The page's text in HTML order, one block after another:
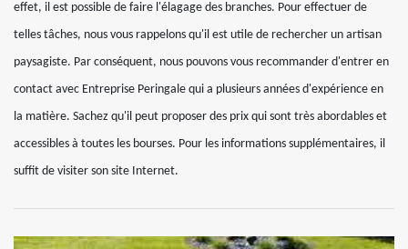
effet, il est possible de faire l'élagage des branches. Pour effectuer de
telles tâches, nous vous rappelons qu'il est utile de rechercher un artisan
paysagiste. Par conséquent, nous pouvons vous recommander d'entrer en
contact avec Entreprise Peringale qui a plusieurs années d'expérience en
la matière. Sachez qu'il peut proposer des prix qui sont très abordables et
accessibles à toutes les bourses. Pour les informations supplémentaires, il
suffit de visiter son site Internet.